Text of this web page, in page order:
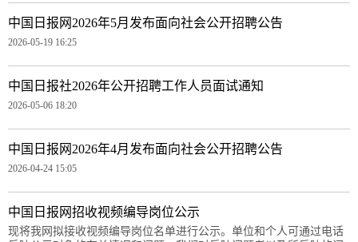
中国日报网2026年5月发布面向社会公开招聘公告
2026-05-19 16:25
中国日报社2026年公开招聘工作人员面试通知
2026-05-06 18:20
中国日报网2026年4月发布面向社会公开招聘公告
2026-04-24 15:05
中国日报网招收视频编导岗位公示
现将我网拟接收视频编导岗位名单进行公示。单位和个人可通过电话